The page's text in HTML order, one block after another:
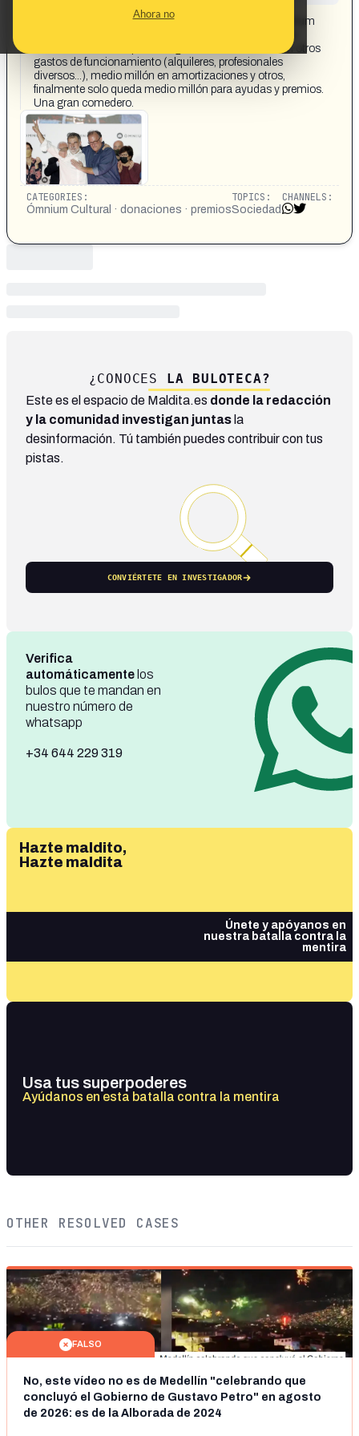
Ahora no
https://x.com/i/status/1599319197032452096 Òmnium
están exentos de impuestos, gasta 4 en salarios, 5 en otros
gastos de funcionamiento (alquileres, profesionales
diversos...), medio millón en amortizaciones y otros,
finalmente solo queda medio millón para ayudas y premios.
Una gran comedero.
CATEGORIES:
Ómnium Cultural · donaciones · premios
TOPICS:
Sociedad
CHANNELS:
¿CONOCES LA BULOTECA?
Este es el espacio de Maldita.es donde la redacción
y la comunidad investigan juntas la
desinformación. Tú también puedes contribuir con tus
pistas.
CONVIÉRTETE EN INVESTIGADOR
Verifica
automáticamente los
bulos que te mandan en
nuestro número de
whatsapp
+34 644 229 319
Hazte maldito,
Hazte maldita
Únete y apóyanos en
nuestra batalla contra la
mentira
Usa tus superpoderes
Ayúdanos en esta batalla contra la mentira
OTHER RESOLVED CASES
FALSO
No, este vídeo no es de Medellín "celebrando que
concluyó el Gobierno de Gustavo Petro" en agosto
de 2026: es de la Alborada de 2024